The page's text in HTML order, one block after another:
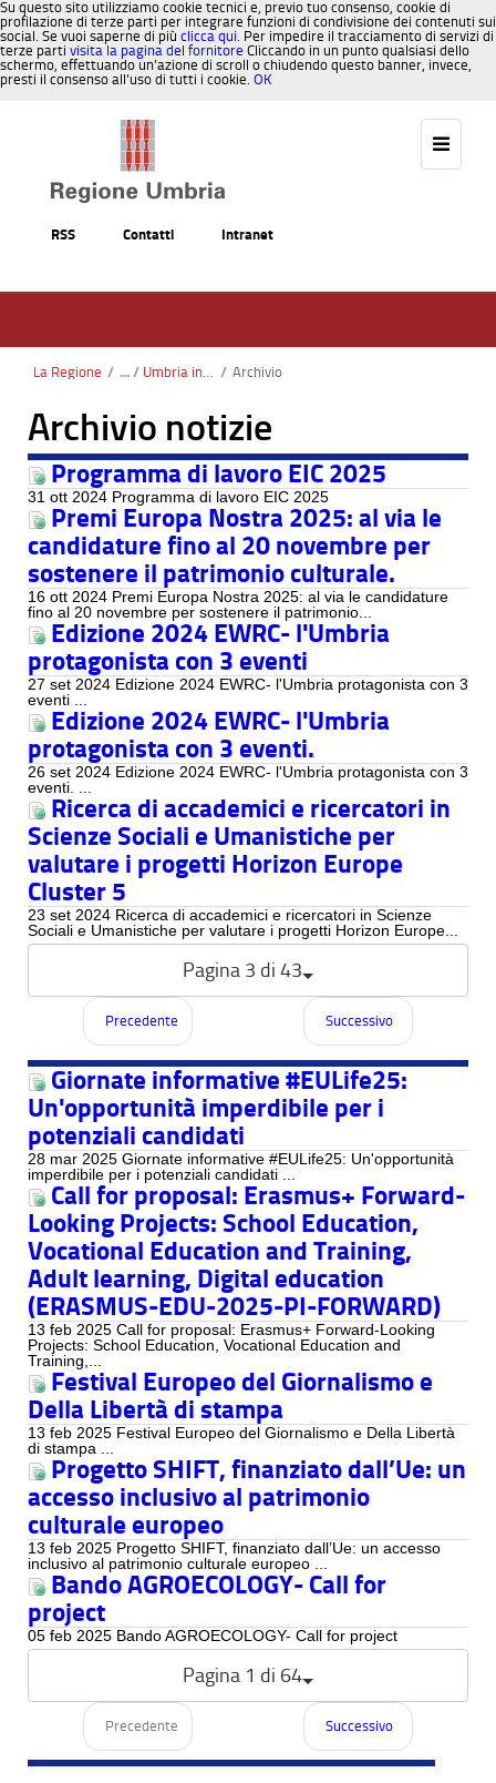
Su questo sito utilizziamo cookie tecnici e, previo tuo consenso, cookie di
profilazione di terze parti per integrare funzioni di condivisione dei contenuti sui
social. Se vuoi saperne di più clicca qui. Per impedire il tracciamento di servizi di
terze parti visita la pagina del fornitore Cliccando in un punto qualsiasi dello
schermo, effettuando un’azione di scroll o chiudendo questo banner, invece,
presti il consenso all’uso di tutti i cookie. OK
RSS Contatti Intranet
La Regione / Umbria in Europa / Archivio
Archivio notizie
Programma di lavoro EIC 2025
31 ott 2024 Programma di lavoro EIC 2025
Premi Europa Nostra 2025: al via le
candidature fino al 20 novembre per
sostenere il patrimonio culturale.
16 ott 2024 Premi Europa Nostra 2025: al via le candidature
fino al 20 novembre per sostenere il patrimonio...
Edizione 2024 EWRC- l'Umbria
protagonista con 3 eventi
27 set 2024 Edizione 2024 EWRC- l'Umbria protagonista con 3
eventi ...
Edizione 2024 EWRC- l'Umbria
protagonista con 3 eventi.
26 set 2024 Edizione 2024 EWRC- l'Umbria protagonista con 3
eventi. ...
Ricerca di accademici e ricercatori in
Scienze Sociali e Umanistiche per
valutare i progetti Horizon Europe
Cluster 5
23 set 2024 Ricerca di accademici e ricercatori in Scienze
Sociali e Umanistiche per valutare i progetti Horizon Europe...
Pagina 3 di 43
Precedente Successivo
Giornate informative #EULife25:
Un'opportunità imperdibile per i
potenziali candidati
28 mar 2025 Giornate informative #EULife25: Un'opportunità
imperdibile per i potenziali candidati ...
Call for proposal: Erasmus+ Forward-
Looking Projects: School Education,
Vocational Education and Training,
Adult learning, Digital education
(ERASMUS-EDU-2025-PI-FORWARD)
13 feb 2025 Call for proposal: Erasmus+ Forward-Looking
Projects: School Education, Vocational Education and
Training,...
Festival Europeo del Giornalismo e
Della Libertà di stampa
13 feb 2025 Festival Europeo del Giornalismo e Della Libertà
di stampa ...
Progetto SHIFT, finanziato dall’Ue: un
accesso inclusivo al patrimonio
culturale europeo
13 feb 2025 Progetto SHIFT, finanziato dall’Ue: un accesso
inclusivo al patrimonio culturale europeo ...
Bando AGROECOLOGY- Call for
project
05 feb 2025 Bando AGROECOLOGY- Call for project
Pagina 1 di 64
Precedente Successivo